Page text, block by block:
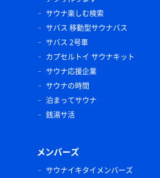
サウナ楽しむ検索
サバス 移動型サウナバス
サバス 2号車
カプセルトイ サウナキット
サウナ応援企業
サウナの時間
泊まってサウナ
銭湯サ活
メンバーズ
サウナイキタイメンバーズ